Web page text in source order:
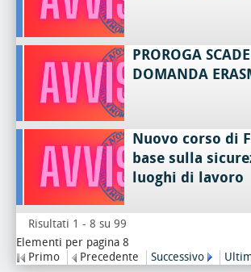
PROROGA
DOMANDA
Nuovo corso di
base sulla
luoghi di lavoro
Risultati 1 - 8 su 99
Elementi per pagina 8
Primo
Precedente Successivo